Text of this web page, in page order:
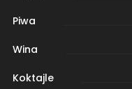
Piwa
Wina
Koktajle